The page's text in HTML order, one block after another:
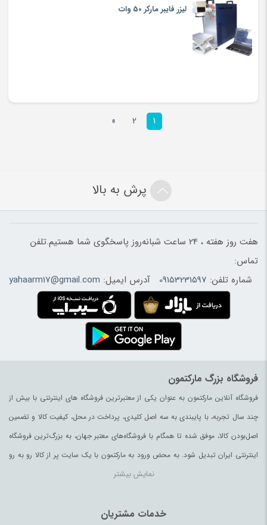
لیزر فایبر مارکر 50 وات
1
2
»
پرش به بالا
هفت روز هفته ، 24 ساعت شبانه‌روز پاسخگوی شما هستیم.تلفن
تماس:
شماره تلفن: 09153231597 آدرس ایمیل: yahaarm17@gmail.com
فروشگاه بزرگ مارکتمون
فروشگاه آنلاین مارکتمون به عنوان یکی از معتبرترین فروشگاه های اینترنتی با بیش از
چند سال تجربه، با پایبندی به سه اصل کلیدی، پرداخت در محل، کیفیت کالا و تضمین
اصل‌بودن کالا، موفق شده تا همگام با فروشگاه‌های معتبر جهان، به بزرگ‌ترین فروشگاه
اینترنتی ایران تبدیل شود. به محض ورود به مارکتمون با یک سایت پر از کالا رو به رو
می‌شوید. هر آنچه که نیاز دارید و به ذهن شما خطور می‌کند در اینجا پیدا خواهید کرد.
نمایش بیشتر
خدمات مشتریان